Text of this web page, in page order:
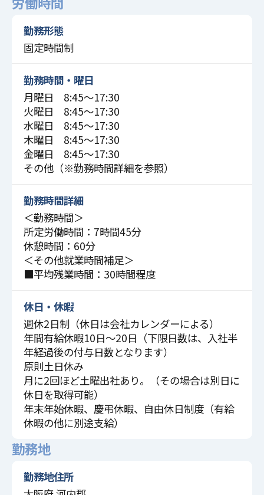
勤務形態
固定時間制
勤務時間・曜日
月曜日 8:45〜17:30
火曜日 8:45〜17:30
水曜日 8:45〜17:30
木曜日 8:45〜17:30
金曜日 8:45〜17:30
その他（※勤務時間詳細を参照）
勤務時間詳細
＜勤務時間＞
所定労働時間：7時間45分
休憩時間：60分
＜その他就業時間補足＞
■平均残業時間：30時間程度
休日・休暇
週休2日制（休日は会社カレンダーによる）
年間有給休暇10日～20日（下限日数は、入社半
年経過後の付与日数となります）
原則土日休み
月に2回ほど土曜出社あり。（その場合は別日に
休日を取得可能）
年末年始休暇、慶弔休暇、自由休日制度（有給
休暇の他に別途支給）
勤務地
勤務地住所